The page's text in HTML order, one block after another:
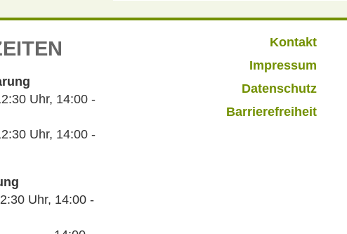
Uhr, 14:00 -
Uhr, 14:00 -
Uhr, 14:00 -
Kontakt
Impressum
Datenschutz
Barrierefreiheit